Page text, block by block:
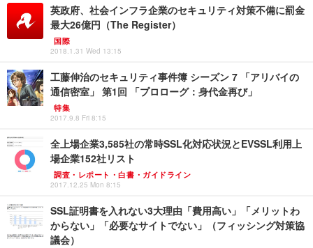
英政府、社会インフラ企業のセキュリティ対策不備に罰金
最大26億円（The Register）
国際
2018.1.31 Wed 13:15
工藤伸治のセキュリティ事件簿 シーズン 7 「アリバイの
通信密室」 第1回 「プロローグ：身代金再び」
特集
2017.9.8 Fri 8:15
全上場企業3,585社の常時SSL化対応状況とEVSSL利用上
場企業152社リスト
調査・レポート・白書・ガイドライン
2017.12.25 Mon 8:15
SSL証明書を入れない3大理由「費用高い」「メリットわ
からない」「必要なサイトでない」（フィッシング対策協
議会）